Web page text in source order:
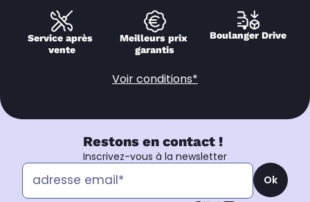
Service après
vente
Meilleurs prix
garantis
Boulanger Drive
Voir conditions*
Restons en contact !
Inscrivez-vous à la newsletter
Ok